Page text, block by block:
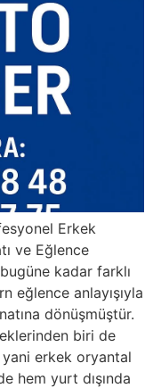
Erkek
ve Eğlence
kadar farklı
eğlence anlayışıyla
dönüşmüştür.
biri de
erkek oryantal
hem yurt dışında